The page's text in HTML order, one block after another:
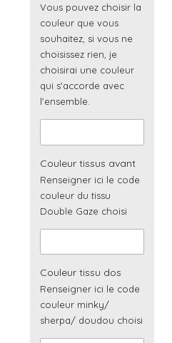
Vous pouvez choisir la
couleur que vous
souhaitez, si vous ne
choisissez rien, je
choisirai une couleur
qui s'accorde avec
l'ensemble.
Couleur tissus avant
Renseigner ici le code
couleur du tissu
Double Gaze choisi
Couleur tissu dos
Renseigner ici le code
couleur minky/
sherpa/ doudou choisi